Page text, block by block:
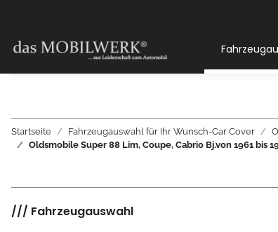
Startseite Fahrzeugauswahl für Ihr Wunsch-Car Cover
Oldsmobile Super 88 Lim, Coupe, Cabrio Bj.von 1961 bis
/// Fahrzeugauswahl